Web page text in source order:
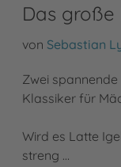
Das
von Sebastian
Zwei
Klassiker für
Wird es Latte
streng …